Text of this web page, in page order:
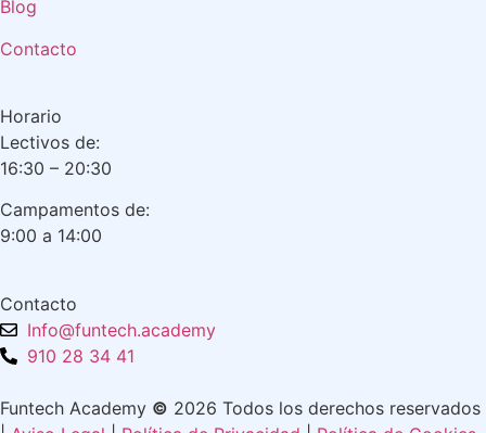
Blog
Contacto
Horario
Lectivos de:
16:30 – 20:30
Campamentos de:
9:00 a 14:00
Contacto
Info@funtech.academy
910 28 34 41
Funtech Academy © 2026 Todos los derechos reservados